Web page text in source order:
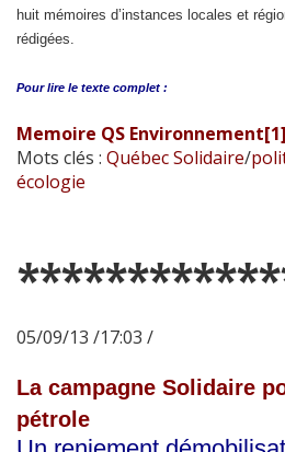
huit mémoires d’instances locales et
rédigées.
Pour lire le texte complet :
Memoire QS Environnement[1]
Mots clés : Québec Solidaire/
écologie
05/09/13 /17:03 /
La campagne Solidaire
pétrole